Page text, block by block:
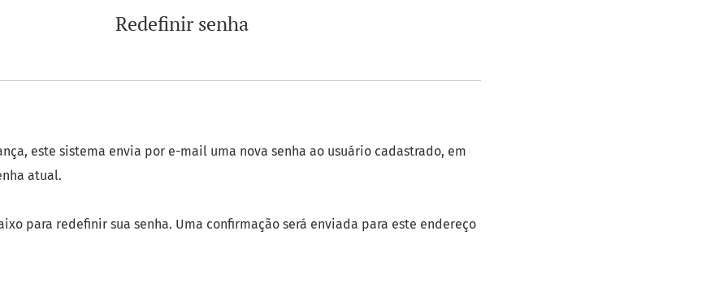
Redefinir senha
este sistema envia por e-mail uma nova senha ao usuário cadastrado, em
atual.
para redefinir sua senha. Uma confirmação será enviada para este endereço